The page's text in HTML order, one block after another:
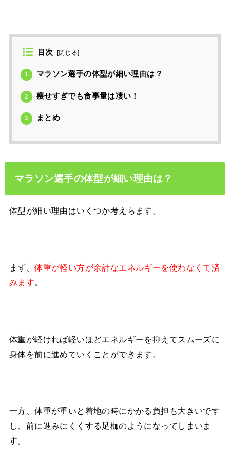
目次 [閉じる]
1 マラソン選手の体型が細い理由は？
2 痩せすぎでも食事量は凄い！
3 まとめ
マラソン選手の体型が細い理由は？
体型が細い理由はいくつか考えらます。
まず、体重が軽い方が余計なエネルギーを使わなくて済
みます。
体重が軽ければ軽いほどエネルギーを抑えてスムーズに
身体を前に進めていくことができます。
一方、体重が重いと着地の時にかかる負担も大きいです
し、前に進みにくくする足枷のようになってしまいま
す。